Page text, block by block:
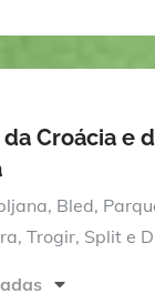
Croácia e
Bled,
Trogir, Split e